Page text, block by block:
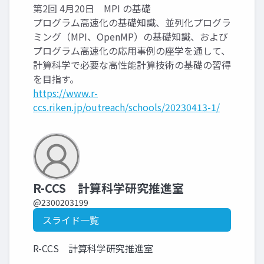
第2回 4月20日 MPI の基礎
プログラム高速化の基礎知識、並列化プログラ
ミング（MPI、OpenMP）の基礎知識、および
プログラム高速化の応用事例の座学を通して、
計算科学で必要な高性能計算技術の基礎の習得
を目指す。
https://www.r-
ccs.riken.jp/outreach/schools/20230413-1/
R-CCS 計算科学研究推進室
@2300203199
スライド一覧
R-CCS 計算科学研究推進室